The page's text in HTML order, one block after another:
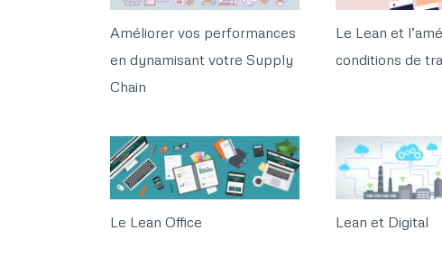
Améliorer vos performances
en dynamisant votre Supply
Chain
Le Lean et
conditions de
Le Lean Office Lean et Digital